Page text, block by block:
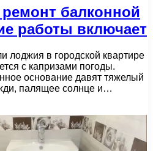
балконной
работы включает
лоджия в городской квартире
с капризами погоды.
основание давят тяжелый
палящее солнце и…